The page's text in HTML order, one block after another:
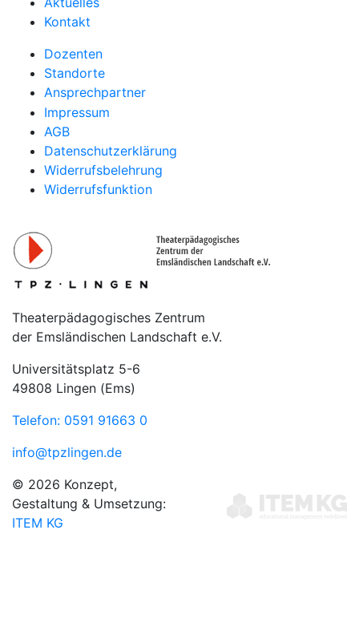
Kontakt
Dozenten
Standorte
Ansprechpartner
Impressum
AGB
Datenschutzerklärung
Widerrufsbelehrung
Widerrufsfunktion
Theaterpädagogisches Zentrum
der Emsländischen Landschaft e.V.
Universitätsplatz 5-6
49808 Lingen (Ems)
Telefon: 0591 91663 0
info@tpzlingen.de
© 2026 Konzept,
Gestaltung & Umsetzung:
ITEM KG